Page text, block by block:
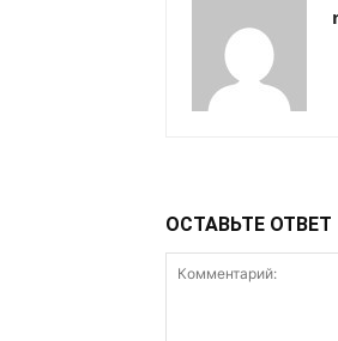
ОСТАВЬТЕ ОТВЕТ